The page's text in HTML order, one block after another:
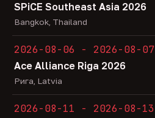
SPiCE Southeast Asia 2026
Bangkok, Thailand
2026-08-06 - 2026-08-07
Ace Alliance Riga 2026
Рига, Latvia
2026-08-11 - 2026-08-13